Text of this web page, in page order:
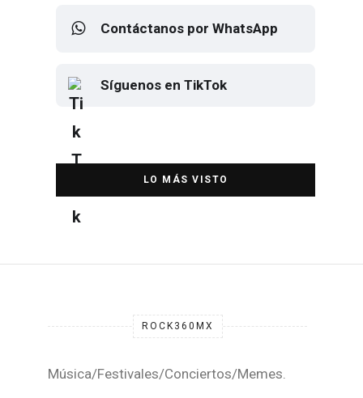
Contáctanos por WhatsApp
Síguenos en TikTok
DESTACADA
Elton John regresa a CDMX para
despedirse en el Estadio Banorte
ROCK360MX
Música/Festivales/Conciertos/Memes.